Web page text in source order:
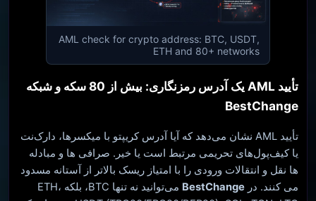
AML check for crypto address: BTC, USDT,
ETH and 80+ networks
تأیید AML یک آدرس رمزنگاری: بیش از 80 سکه و شبکه
BestChange
تأیید AML نشان می‌دهد که آیا آدرس کریپتو با میکسرها، دارک‌نت
یا کیف‌پول‌های تحریمی مرتبط است یا خیر. صرافی ها و مبادله
ها نقل و انتقالات ورودی را با امتیاز ریسک بالاتر از آستانه مسدود
می کنند. در BestChange
می‌توانید نه تنها BTC، بلکه ETH،